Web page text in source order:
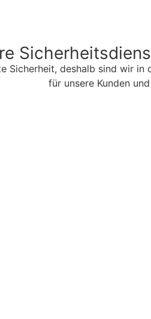
Sicherheit, deshalb sind wir
für unsere Kunden